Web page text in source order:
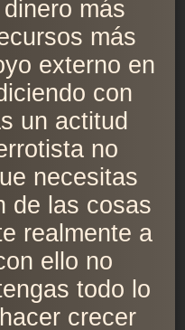
más
más
externo en
con
un actitud
no
necesitas
de las cosas
realmente a
ello no
todo lo
crecer